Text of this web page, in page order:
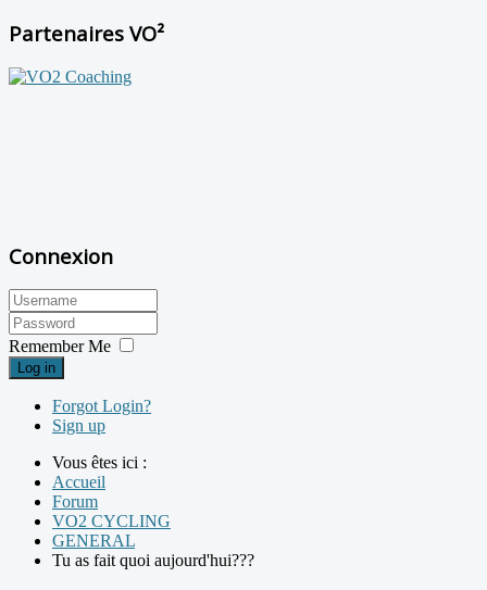
Partenaires VO²
Connexion
Remember Me
Log in
Forgot Login?
Sign up
Vous êtes ici :
Accueil
Forum
VO2 CYCLING
GENERAL
Tu as fait quoi aujourd'hui???